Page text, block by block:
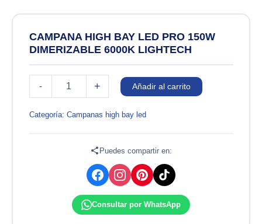
CAMPANA HIGH BAY LED PRO 150W
DIMERIZABLE 6000K LIGHTECH
-
LED
+ Añadir al carrito
Categoría: Campanas high bay led
Puedes compartir en:
Consultar por WhatsApp